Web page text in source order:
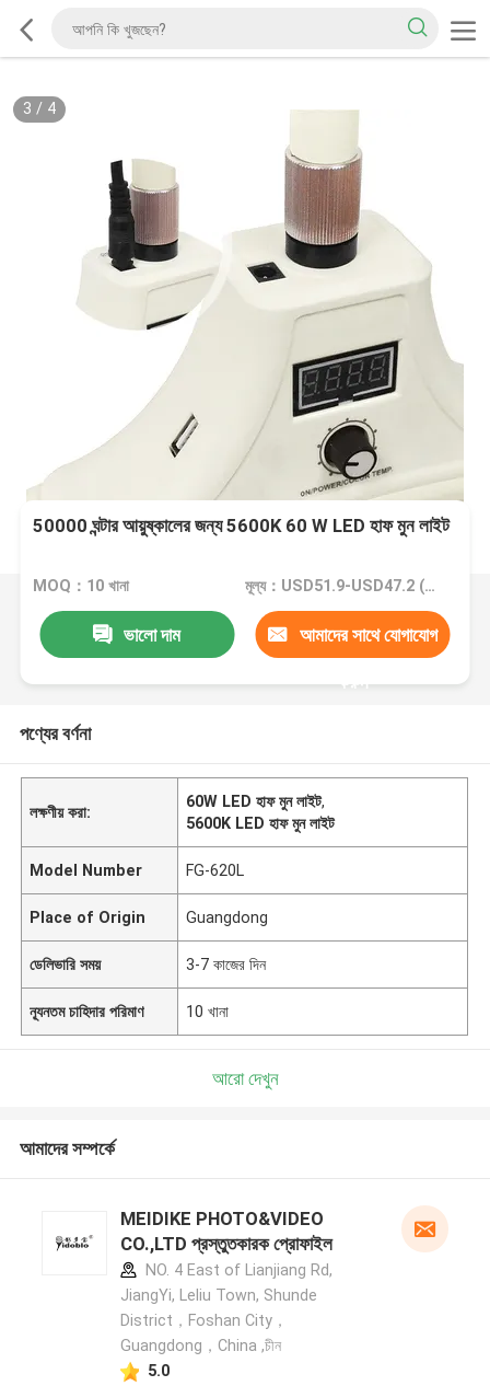
3 / 4
50000 ঘন্টার আয়ুষ্কালের জন্য 5600K 60 W LED হাফ মুন লাইট
MOQ：10 খানা মূল্য：USD51.9-USD47.2 (10-100pcs)
ভালো দাম আমাদের সাথে যোগাযোগ
করুন
পণ্যের বর্ণনা
লক্ষণীয় করা:
60W LED হাফ মুন লাইট,
5600K LED হাফ মুন লাইট
Model Number FG-620L
Place of Origin Guangdong
ডেলিভারি সময় 3-7 কাজের দিন
ন্যূনতম চাহিদার পরিমাণ 10 খানা
আরো দেখুন
আমাদের সম্পর্কে
MEIDIKE PHOTO&VIDEO
CO.,LTD প্রস্তুতকারক প্রোফাইল
NO. 4 East of Lianjiang Rd,
JiangYi, Leliu Town, Shunde
District，Foshan City，
Guangdong，China ,চীন
5.0